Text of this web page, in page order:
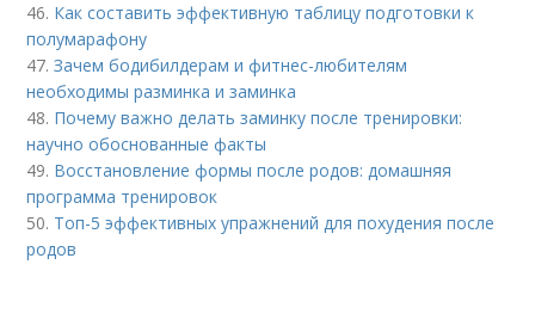
46. Как составить эффективную таблицу подготовки к
полумарафону
47.Зачем бодибилдерам и фитнес-любителям
необходимы разминка и заминка
48. Почему важно делать заминку после тренировки:
научно обоснованные факты
49. Восстановление формы после родов: домашняя
программа тренировок
50. Топ-5 эффективных упражнений для похудения после
родов